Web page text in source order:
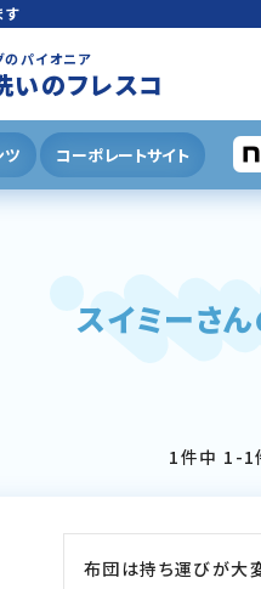
す
のパイオニア
いのフレスコ
ツ コーポレートサイト
スイミーさ
1件中 1 -1
布団は持ち運びが大